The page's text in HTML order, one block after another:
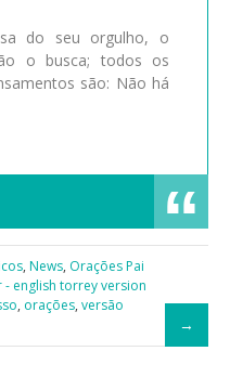
do seu orgulho, o
o busca; todos os
são: Não há
, News, Orações Pai
english torrey version
, orações, versão